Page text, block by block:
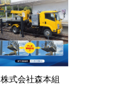
株式会社森本組